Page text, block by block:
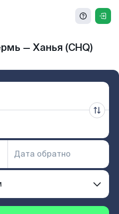
— Ханья (CHQ)